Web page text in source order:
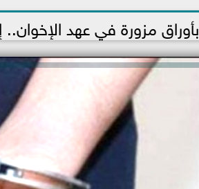
بأوراق مزورة في عهد الإخوان..